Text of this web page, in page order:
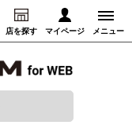
店を探す マイページ メニュー